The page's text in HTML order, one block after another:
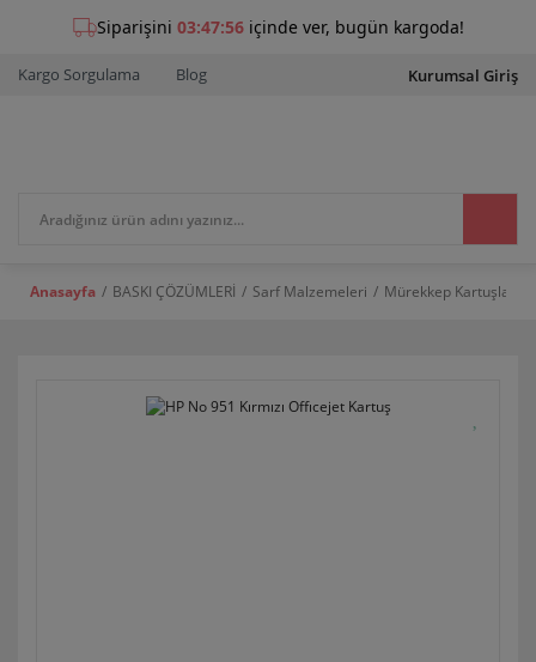
Kargo Sorgulama Blog Kurumsal Giriş
Anasayfa BASKI ÇÖZÜMLERİ Sarf Malzemeleri Mürekkep Kartuşları